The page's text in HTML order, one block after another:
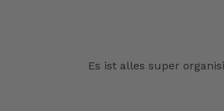
Es ist alles super